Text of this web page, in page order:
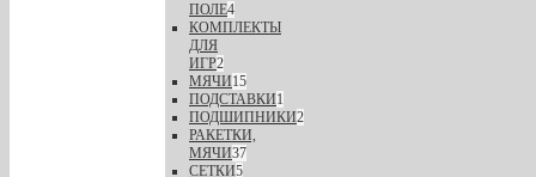
ПОЛЕ4
КОМПЛЕКТЫ
ДЛЯ
ИГР2
МЯЧИ15
ПОДСТАВКИ1
ПОДШИПНИКИ2
РАКЕТКИ,
МЯЧИ37
СЕТКИ5